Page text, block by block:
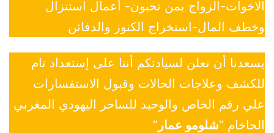
الاخوات-الزواج بمن تحبون- أعمال استنزال
وخطف المال-استخراج الكنوز والدفائن
يسعدنا أن نعلن لسيادتكم أننا على إستعداد تام
للكشف وعلاجات الحالات وقبول الاستفسارات
علي رقم الخاص والوحيد للساحر اليهودي المغربي
الحاخام “شلومو عمار ”